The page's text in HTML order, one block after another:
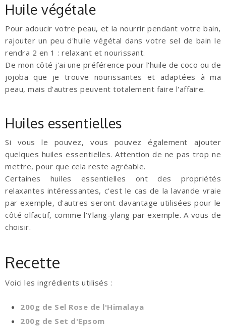
Huile végétale
Pour adoucir votre peau, et la nourrir pendant votre bain,
rajouter un peu d'huile végétal dans votre sel de bain le
rendra 2 en 1 : relaxant et nourissant.
De mon côté j'ai une préférence pour l'huile de coco ou de
jojoba que je trouve nourissantes et adaptées à ma
peau, mais d'autres peuvent totalement faire l'affaire.
Huiles essentielles
Si vous le pouvez, vous pouvez également ajouter
quelques huiles essentielles. Attention de ne pas trop ne
mettre, pour que cela reste agréable.
Certaines huiles essentielles ont des propriétés
relaxantes intéressantes, c'est le cas de la lavande vraie
par exemple, d'autres seront davantage utilisées pour le
côté olfactif, comme l'Ylang-ylang par exemple. A vous de
choisir.
Recette
Voici les ingrédients utilisés :
200g de Sel Rose de l'Himalaya
200g de Set d'Epsom